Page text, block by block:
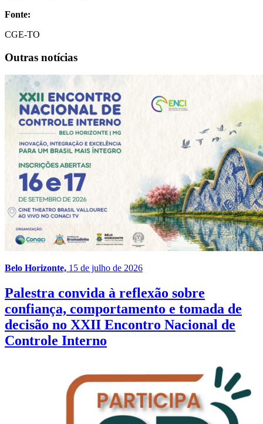
Fonte:
CGE-TO
Outras notícias
Belo Horizonte, 15 de julho de 2026
Palestra convida à reflexão sobre
confiança, comportamento e tomada de
decisão no XXII Encontro Nacional de
Controle Interno